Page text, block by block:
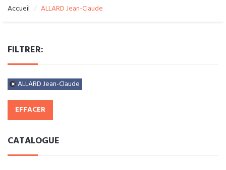
Accueil ALLARD Jean-Claude
FILTRER:
ALLARD Jean-Claude
EFFACER
CATALOGUE